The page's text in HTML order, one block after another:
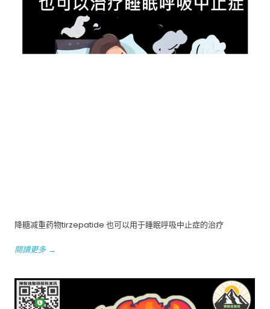
降糖减重药物tirzepatide 也可以用于睡眠呼吸中止症的治疗
閱讀更多 →